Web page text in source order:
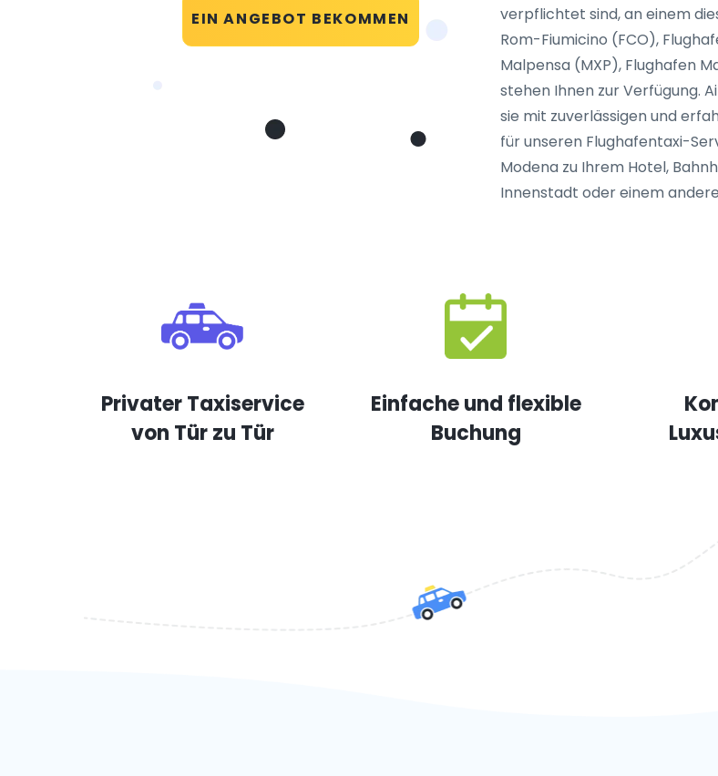
EIN ANGEBOT BEKOMMEN
verpflichtet sind, an einem
Rom-Fiumicino (FCO),
Malpensa (MXP), Flughafen
stehen Ihnen zur Verfügung.
sie mit zuverlässigen und
für unseren Flughafentaxi-
Modena zu Ihrem Hotel,
Innenstadt oder einem
Privater Taxiservice
von Tür zu Tür
Einfache und flexible
Buchung